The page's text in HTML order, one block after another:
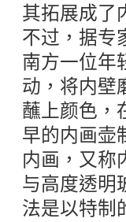
其拓展成了
不过，据专
南方一位年
动，将内壁
蘸上颜色，
早的内画壶
内画，又称
与高度透明
法是以特制